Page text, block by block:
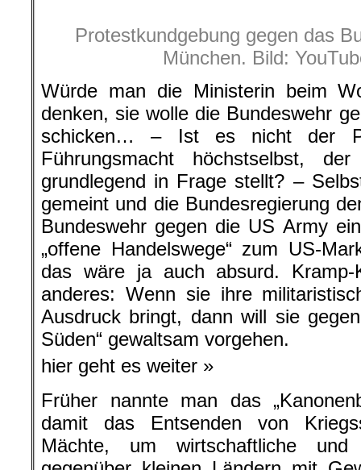
Protestkundgebung gegen das
München. Bild:
Würde man die Ministerin beim
denken, sie wolle die Bundeswehr
schicken… – Ist es nicht der
Führungsmacht höchstselbst,
grundlegend in Frage stellt? –
gemeint und die Bundesregierung
Bundeswehr gegen die US Army
„offene Handelswege“ zum US-
das wäre ja auch absurd. Kramp-
anderes: Wenn sie ihre
Ausdruck bringt, dann will sie
Süden“ gewaltsam vorgehen.
hier geht es weiter »
Früher nannte man das
damit das Entsenden von
Mächte, um wirtschaftliche und